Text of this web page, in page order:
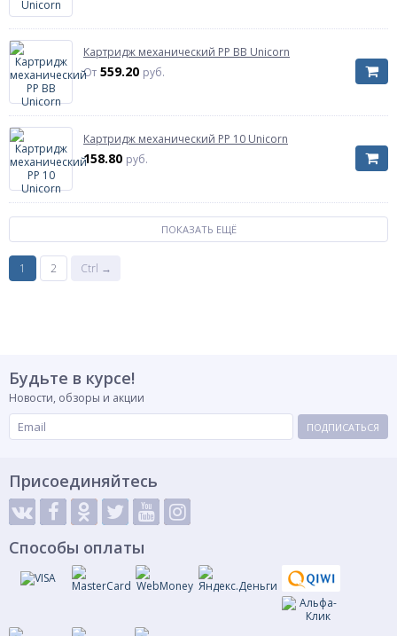
Картридж механический РР ВВ Unicorn
От 559.20 руб.
Картридж механический PP 10 Unicorn
158.80 руб.
ПОКАЗАТЬ ЕЩЁ
1 2 Ctrl →
Будьте в курсе!
Новости, обзоры и акции
ПОДПИСАТЬСЯ
Присоединяйтесь
Способы оплаты